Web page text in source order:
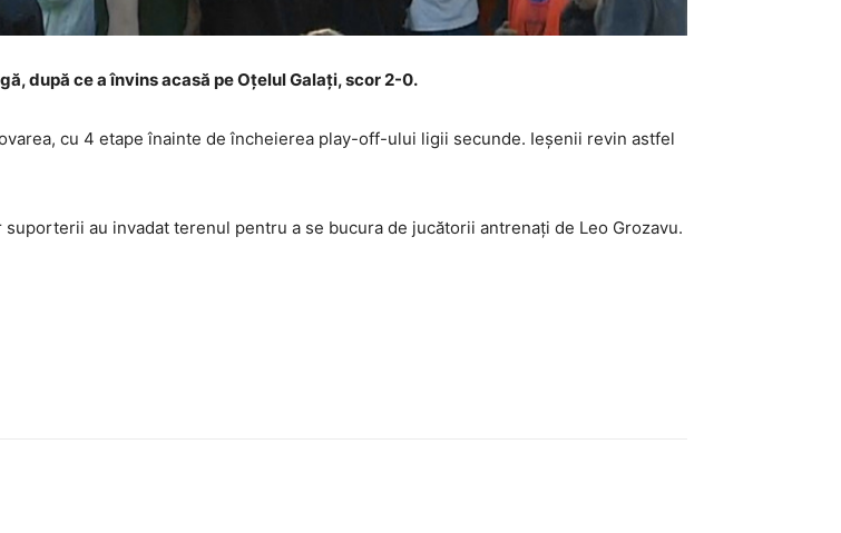
după ce a învins acasă pe Oțelul Galați, scor 2-0.
cu 4 etape înainte de încheierea play-off-ului ligii secunde. Ieșenii revin astfel
au invadat terenul pentru a se bucura de jucătorii antrenați de Leo Grozavu.